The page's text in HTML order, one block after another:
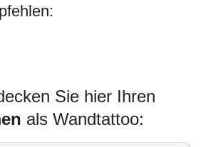
Sie hier Ihren
als Wandtattoo: